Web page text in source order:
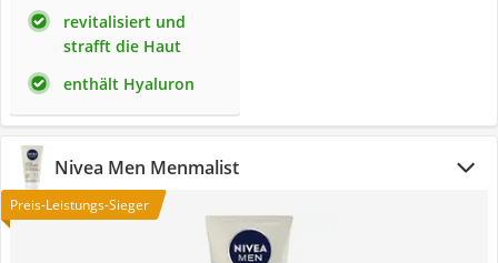
revitalisiert und
strafft die Haut
enthält Hyaluron
Nivea Men Menmalist
Preis-Leistungs-Sieger